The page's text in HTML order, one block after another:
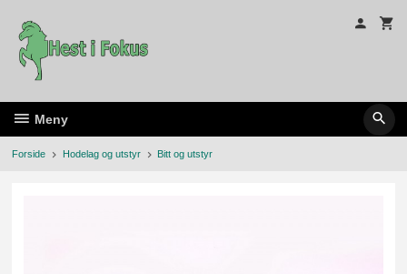
innholdet
Meny
Forside Hodelag og utstyr Bitt og utstyr